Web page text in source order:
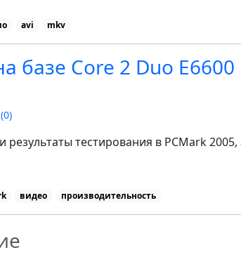
avi mkv
базе Core 2 Duo
0)
тестирования в PCMark
видео производительность